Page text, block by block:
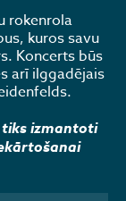
rokenrola
kuros savu
Koncerts būs
arī ilggadējais
tiks izmantoti